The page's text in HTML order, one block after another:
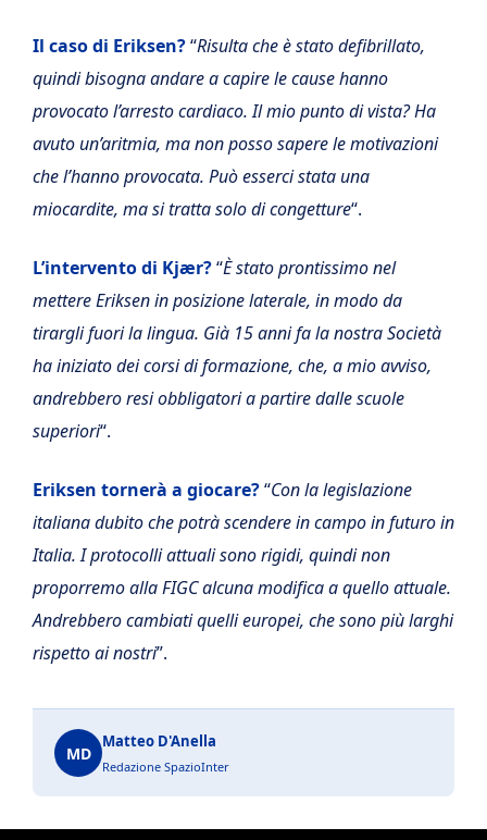
Il caso di Eriksen?“Risulta che è stato defibrillato,
quindi bisogna andare a capire le cause hanno
provocato l’arresto cardiaco. Il mio punto di vista? Ha
avuto un’aritmia, ma non posso sapere le motivazioni
che l’hanno provocata. Può esserci stata una
miocardite, ma si tratta solo di congetture“.
L’intervento di Kjær?“È stato prontissimo nel
mettere Eriksen in posizione laterale, in modo da
tirargli fuori la lingua. Già 15 anni fa la nostra Società
ha iniziato dei corsi di formazione, che, a mio avviso,
andrebbero resi obbligatori a partire dalle scuole
superiori“.
Eriksen tornerà a giocare?“Con la legislazione
italiana dubito che potrà scendere in campo in futuro in
Italia. I protocolli attuali sono rigidi, quindi non
proporremo alla FIGC alcuna modifica a quello attuale.
Andrebbero cambiati quelli europei, che sono più larghi
rispetto ai nostri”.
MD
Matteo D'Anella
Redazione SpazioInter